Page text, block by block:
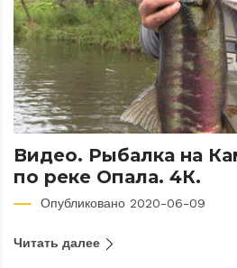
Видео. Рыбалка на
по реке Опала. 4К.
Опубликовано 2020-06-09
Читать далее